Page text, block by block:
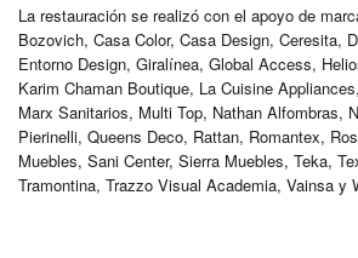
La restauración se realizó con el apoyo de
Bozovich, Casa Color, Casa Design, Ceresita,
Entorno Design, Giralínea, Global Access,
Karim Chaman Boutique, La Cuisine
Marx Sanitarios, Multi Top, Nathan Alfombras,
Pierinelli, Queens Deco, Rattan, Romantex,
Muebles, Sani Center, Sierra Muebles, Teka,
Tramontina, Trazzo Visual Academia, Vainsa y